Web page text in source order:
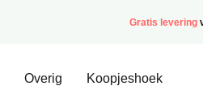
Gratis levering
Overig Koopjeshoek